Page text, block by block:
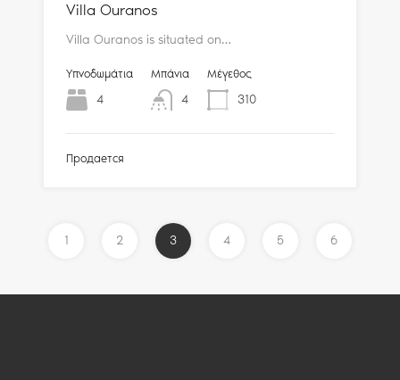
Villa Ouranos
Villa Ouranos is situated on…
Υπνοδωμάτια
4
Μπάνια
4
Μέγεθος
310
Продается
1 2 3 4 5 6